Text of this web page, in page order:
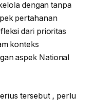
dengan tanpa
pertahanan
dari prioritas
konteks
aspek National
tersebut , perlu